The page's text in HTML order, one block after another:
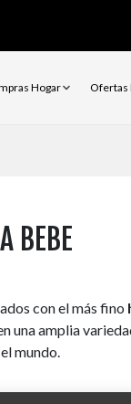
Hogar Ofertas
BEBE
con el más fino
una amplia
mundo.